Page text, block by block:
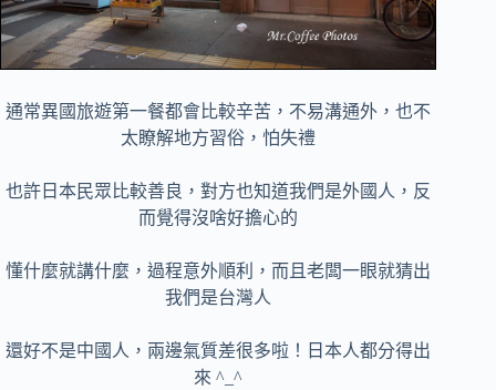
通常異國旅遊第一餐都會比較辛苦，不易溝通外，也不
太瞭解地方習俗，怕失禮
也許日本民眾比較善良，對方也知道我們是外國人，反
而覺得沒啥好擔心的
懂什麼就講什麼，過程意外順利，而且老闆一眼就猜出
我們是台灣人
還好不是中國人，兩邊氣質差很多啦！日本人都分得出
來 ^_^